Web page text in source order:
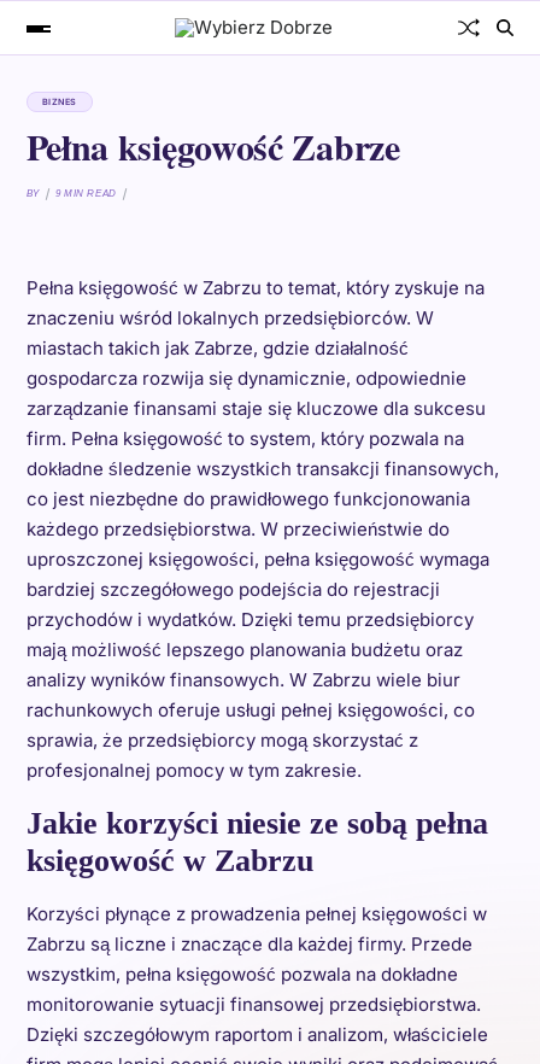
BIZNES
Pełna księgowość Zabrze
BY 9 MIN READ
Pełna księgowość w Zabrzu to temat, który zyskuje na
znaczeniu wśród lokalnych przedsiębiorców. W
miastach takich jak Zabrze, gdzie działalność
gospodarcza rozwija się dynamicznie, odpowiednie
zarządzanie finansami staje się kluczowe dla sukcesu
firm. Pełna księgowość to system, który pozwala na
dokładne śledzenie wszystkich transakcji finansowych,
co jest niezbędne do prawidłowego funkcjonowania
każdego przedsiębiorstwa. W przeciwieństwie do
uproszczonej księgowości, pełna księgowość wymaga
bardziej szczegółowego podejścia do rejestracji
przychodów i wydatków. Dzięki temu przedsiębiorcy
mają możliwość lepszego planowania budżetu oraz
analizy wyników finansowych. W Zabrzu wiele biur
rachunkowych oferuje usługi pełnej księgowości, co
sprawia, że przedsiębiorcy mogą skorzystać z
profesjonalnej pomocy w tym zakresie.
Jakie korzyści niesie ze sobą pełna
księgowość w Zabrzu
Korzyści płynące z prowadzenia pełnej księgowości w
Zabrzu są liczne i znaczące dla każdej firmy. Przede
wszystkim, pełna księgowość pozwala na dokładne
monitorowanie sytuacji finansowej przedsiębiorstwa.
Dzięki szczegółowym raportom i analizom, właściciele